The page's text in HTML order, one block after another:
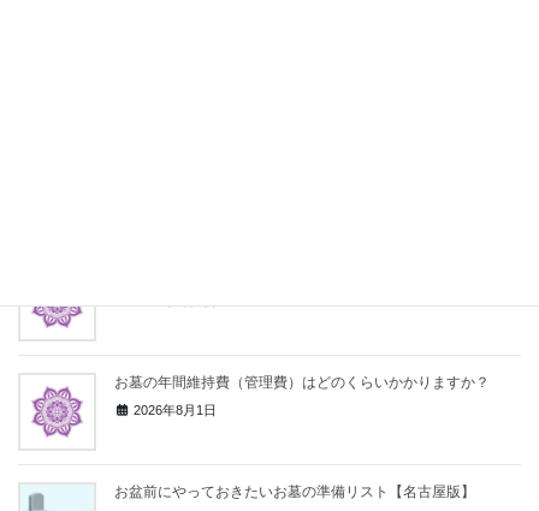
お墓の年間維持費（管理費）はどのくらいかかりますか？
2026年8月1日
お盆前にやっておきたいお墓の準備リスト【名古屋版】